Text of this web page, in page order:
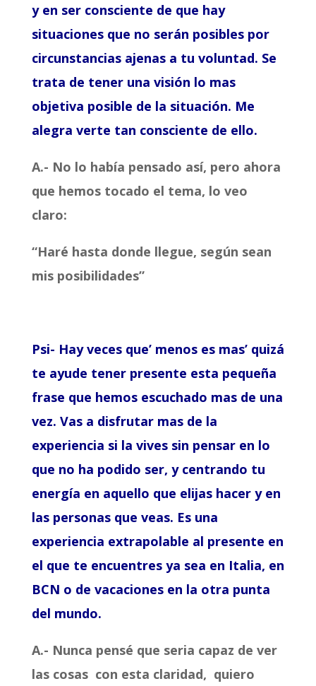
y en ser consciente de que hay
situaciones que no serán posibles por
circunstancias ajenas a tu voluntad. Se
trata de tener una visión lo mas
objetiva posible de la situación. Me
alegra verte tan consciente de ello.
A.- No lo había pensado así, pero ahora
que hemos tocado el tema, lo veo
claro:
“Haré hasta donde llegue, según sean
mis posibilidades”
Psi- Hay veces que’ menos es mas’ quizá
te ayude tener presente esta pequeña
frase que hemos escuchado mas de una
vez. Vas a disfrutar mas de la
experiencia si la vives sin pensar en lo
que no ha podido ser, y centrando tu
energía en aquello que elijas hacer y en
las personas que veas. Es una
experiencia extrapolable al presente en
el que te encuentres ya sea en Italia, en
BCN o de vacaciones en la otra punta
del mundo.
A.- Nunca pensé que seria capaz de ver
las cosas con esta claridad, quiero